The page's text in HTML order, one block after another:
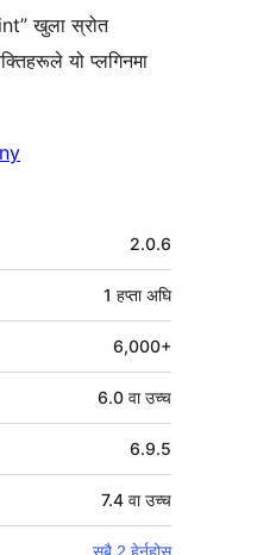
खुला स्रोत
यो प्लगिनमा
2.0.6
1 हप्ताअघि
6,000+
6.0 वा उच्च
6.9.5
7.4 वा उच्च